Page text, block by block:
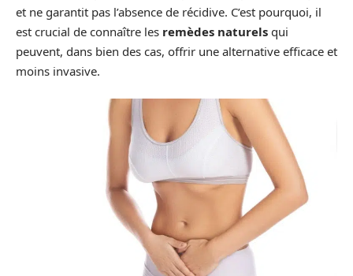
et ne garantit pas l’absence de récidive. C’est pourquoi, il
est crucial de connaître les remèdes naturels qui
peuvent, dans bien des cas, offrir une alternative efficace et
moins invasive.